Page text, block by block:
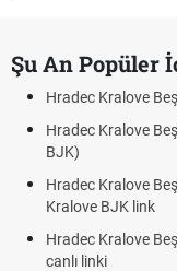
Şu An Popüler
Hradec Kralove
Hradec Kralove
BJK)
Hradec Kralove
Kralove BJK link
Hradec Kralove
canlı linki